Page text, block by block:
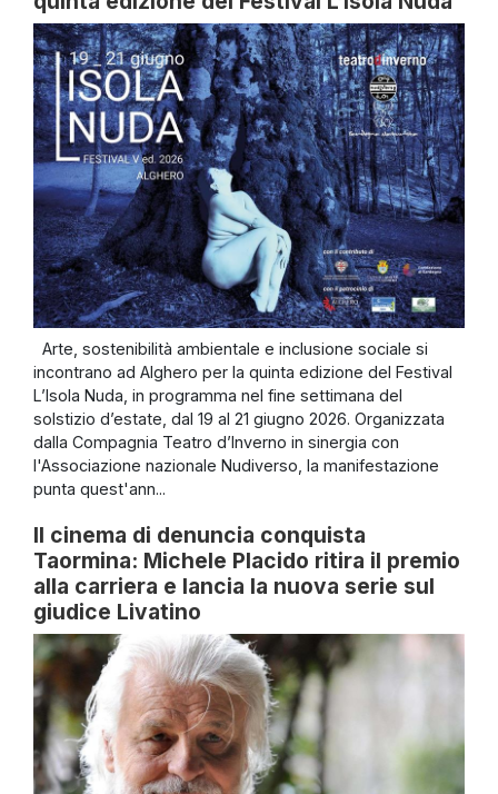
Arte, sostenibilità ambientale e inclusione sociale si
incontrano ad Alghero per la quinta edizione del Festival
L’Isola Nuda, in programma nel fine settimana del
solstizio d’estate, dal 19 al 21 giugno 2026. Organizzata
dalla Compagnia Teatro d’Inverno in sinergia con
l'Associazione nazionale Nudiverso, la manifestazione
punta quest'ann...
Il cinema di denuncia conquista
Taormina: Michele Placido ritira il premio
alla carriera e lancia la nuova serie sul
giudice Livatino